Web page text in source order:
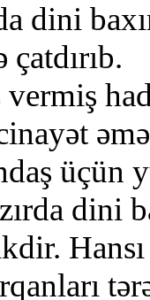
dini
çatdırıb.
üçün
dini